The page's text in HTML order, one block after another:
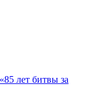
лет битвы за